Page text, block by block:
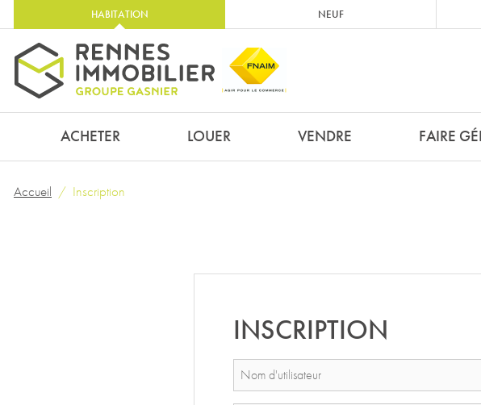
HABITATION NEUF
ACHETER LOUER VENDRE FAIRE
Accueil Inscription
INSCRIPTION